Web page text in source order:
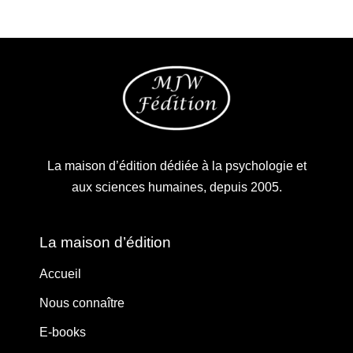
La maison d’édition dédiée à la psychologie et
aux sciences humaines, depuis 2005.
La maison d’édition
Accueil
Nous connaître
E-books